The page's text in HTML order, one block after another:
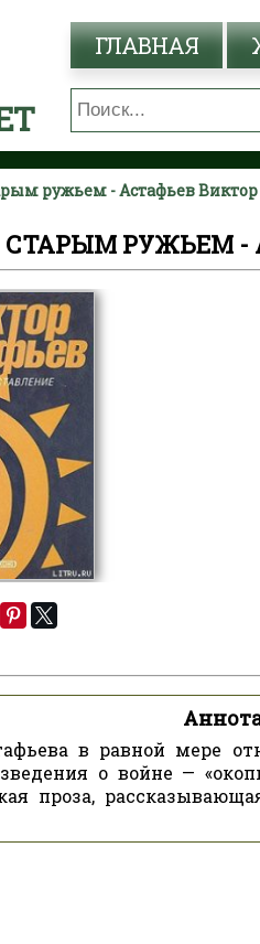
ГЛАВНАЯ
ружьем - Астафьев
СТАРЫМ РУЖЬЕМ
в равной мере
о войне —
проза,